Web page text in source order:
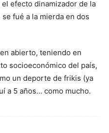
efecto dinamizador de la
fué a la mierda en dos
abierto, teniendo en
socioeconómico del país,
un deporte de frikis (ya
a 5 años… como mucho.